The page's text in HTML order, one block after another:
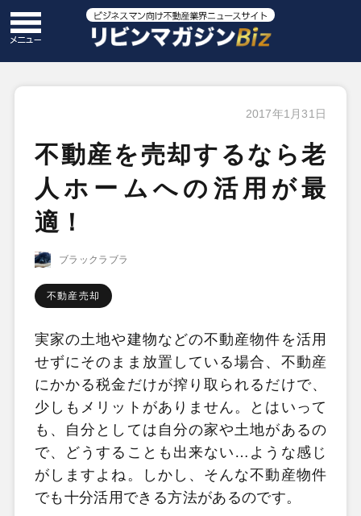
2017年1月31日
不動産を売却するなら老
人ホームへの活用が最
適！
ブラックラブラ
不動産売却
実家の土地や建物などの不動産物件を活用
せずにそのまま放置している場合、不動産
にかかる税金だけが搾り取られるだけで、
少しもメリットがありません。とはいって
も、自分としては自分の家や土地があるの
で、どうすることも出来ない…ような感じ
がしますよね。しかし、そんな不動産物件
でも十分活用できる方法があるのです。